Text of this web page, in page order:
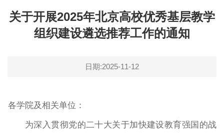
关于开展2025年北京高校优秀基层教学
组织建设遴选推荐工作的通知
日期:2025-11-12
各学院及相关单位：
为深入贯彻党的二十大关于加快建设教育强国的战